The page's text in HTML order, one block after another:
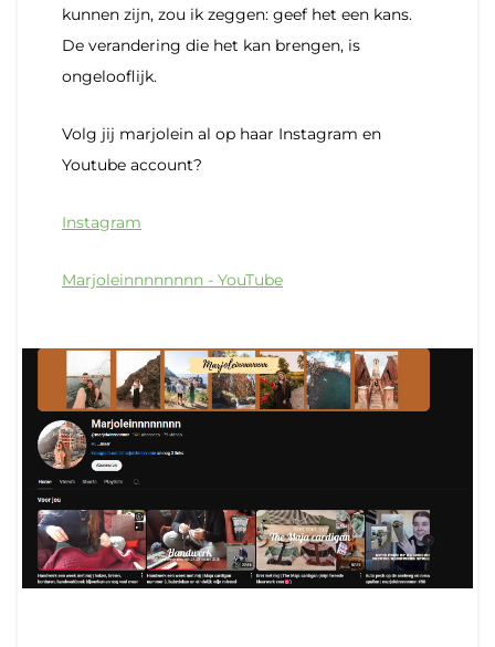
kunnen zijn, zou ik zeggen: geef het een kans.
De verandering die het kan brengen, is
ongelooflijk.
Volg jij marjolein al op haar Instagram en
Youtube account?
Instagram
Marjoleinnnnnnnn - YouTube